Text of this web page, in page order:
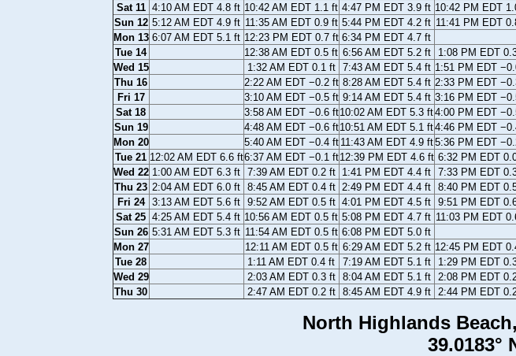
Sat 11 4:10 AM EDT 4.8 ft 10:42 AM EDT 1.1 ft 4:47 PM EDT 3.9 ft 10:42 PM EDT
Sun 12 5:12 AM EDT 4.9 ft 11:35 AM EDT 0.9 ft 5:44 PM EDT 4.2 ft 11:41 PM EDT
Mon 13 6:07 AM EDT 5.1 ft 12:23 PM EDT 0.7 ft 6:34 PM EDT 4.7 ft
Tue 14
12:38 AM EDT 0.5 ft 6:56 AM EDT 5.2 ft 1:08 PM EDT
Wed 15
1:32 AM EDT 0.1 ft 7:43 AM EDT 5.4 ft 1:51 PM EDT
Thu 16
2:22 AM EDT −0.2 ft 8:28 AM EDT 5.4 ft 2:33 PM EDT
Fri 17
3:10 AM EDT −0.5 ft 9:14 AM EDT 5.4 ft 3:16 PM EDT
Sat 18
3:58 AM EDT −0.6 ft10:02 AM EDT 5.3 ft4:00 PM EDT
Sun 19
4:48 AM EDT −0.6 ft10:51 AM EDT 5.1 ft4:46 PM EDT
Mon 20
5:40 AM EDT −0.4 ft 11:43 AM EDT 4.9 ft5:36 PM EDT
Tue 21 12:02 AM EDT 6.6 ft6:37 AM EDT −0.1 ft12:39 PM EDT 4.6 ft 6:32 PM EDT
Wed 22 1:00 AM EDT 6.3 ft 7:39 AM EDT 0.2 ft 1:41 PM EDT 4.4 ft 7:33 PM EDT
Thu 23 2:04 AM EDT 6.0 ft 8:45 AM EDT 0.4 ft 2:49 PM EDT 4.4 ft 8:40 PM EDT
Fri 24
3:13 AM EDT 5.6 ft 9:52 AM EDT 0.5 ft 4:01 PM EDT 4.5 ft 9:51 PM EDT
Sat 25 4:25 AM EDT 5.4 ft 10:56 AM EDT 0.5 ft 5:08 PM EDT 4.7 ft 11:03 PM EDT
Sun 26 5:31 AM EDT 5.3 ft 11:54 AM EDT 0.5 ft 6:08 PM EDT 5.0 ft
Mon 27
12:11 AM EDT 0.5 ft 6:29 AM EDT 5.2 ft 12:45 PM EDT
Tue 28
1:11 AM EDT 0.4 ft 7:19 AM EDT 5.1 ft 1:29 PM EDT
Wed 29
2:03 AM EDT 0.3 ft 8:04 AM EDT 5.1 ft 2:08 PM EDT
Thu 30
2:47 AM EDT 0.2 ft 8:45 AM EDT 4.9 ft 2:44 PM EDT
North Highlands
39.0183°